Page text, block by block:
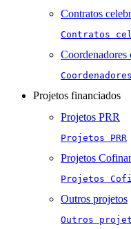
Contratos
Contratos
Coordenadores
Projetos financiados
Projetos PRR
Projetos PRR
Projetos
Projetos
Outros projetos
Outros